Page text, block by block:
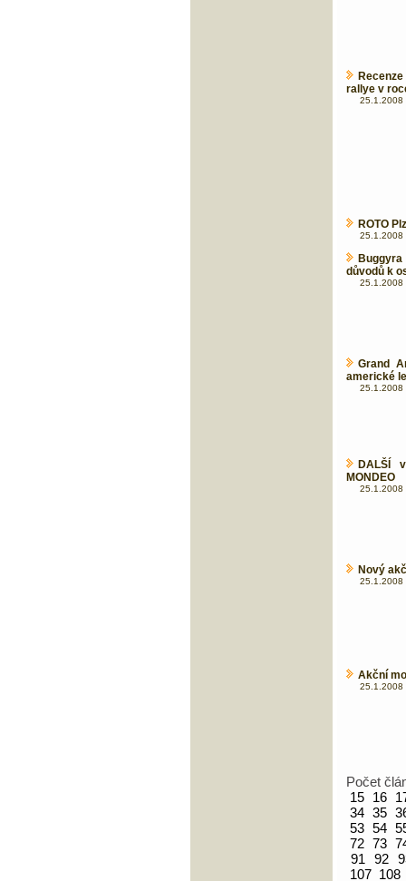
rallye v
25.1.2008
ROTO
25.1.2008
důvodů k
25.1.2008
Grand
americké
25.1.2008
DALŠÍ
MONDEO
25.1.2008
Nový
25.1.2008
Akční
25.1.2008
Počet
15 16
34 35
53 54
72 73
91
92
107 108